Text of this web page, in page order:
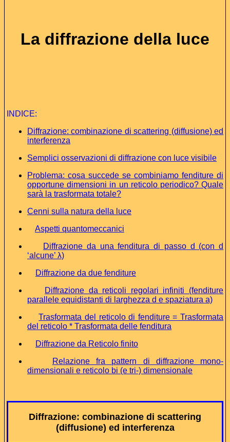
La diffrazione della luce
INDICE:
Diffrazione: combinazione di scattering (diffusione) ed
interferenza
Semplici osservazioni di diffrazione con luce visibile
Problema: cosa succede se combiniamo fenditure di
opportune dimensioni in un reticolo periodico? Quale
sarà la trasformata totale?
Cenni sulla natura della luce
Aspetti quantomeccanici
Diffrazione da una fenditura di passo d (con d
‘alcune’ λ)
Diffrazione da due fenditure
Diffrazione da reticoli regolari infiniti (fenditure
parallele equidistanti di larghezza d e spaziatura a)
Trasformata del reticolo di fenditure = Trasformata
del reticolo * Trasformata delle fenditura
Diffrazione da Reticolo finito
Relazione fra pattern di diffrazione mono-
dimensionali e reticolo bi (e tri-) dimensionale
Diffrazione: combinazione di scattering
(diffusione) ed interferenza